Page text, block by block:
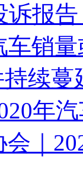
诉报
车销
续
年
｜